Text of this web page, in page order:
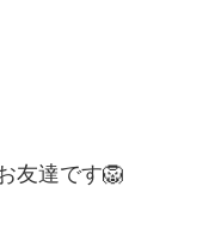
友達です🦁